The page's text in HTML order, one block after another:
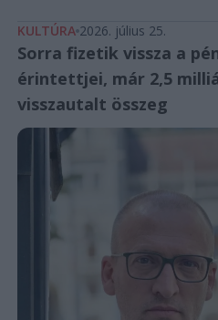
KULTÚRA 2026. július 25.
Sorra fizetik vissza a
érintettjei, már 2,5
visszautalt összeg